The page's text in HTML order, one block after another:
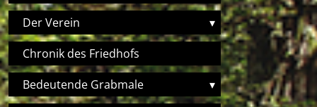
Der Verein
▾
Chronik des Friedhofs
Bedeutende Grabmale
▾